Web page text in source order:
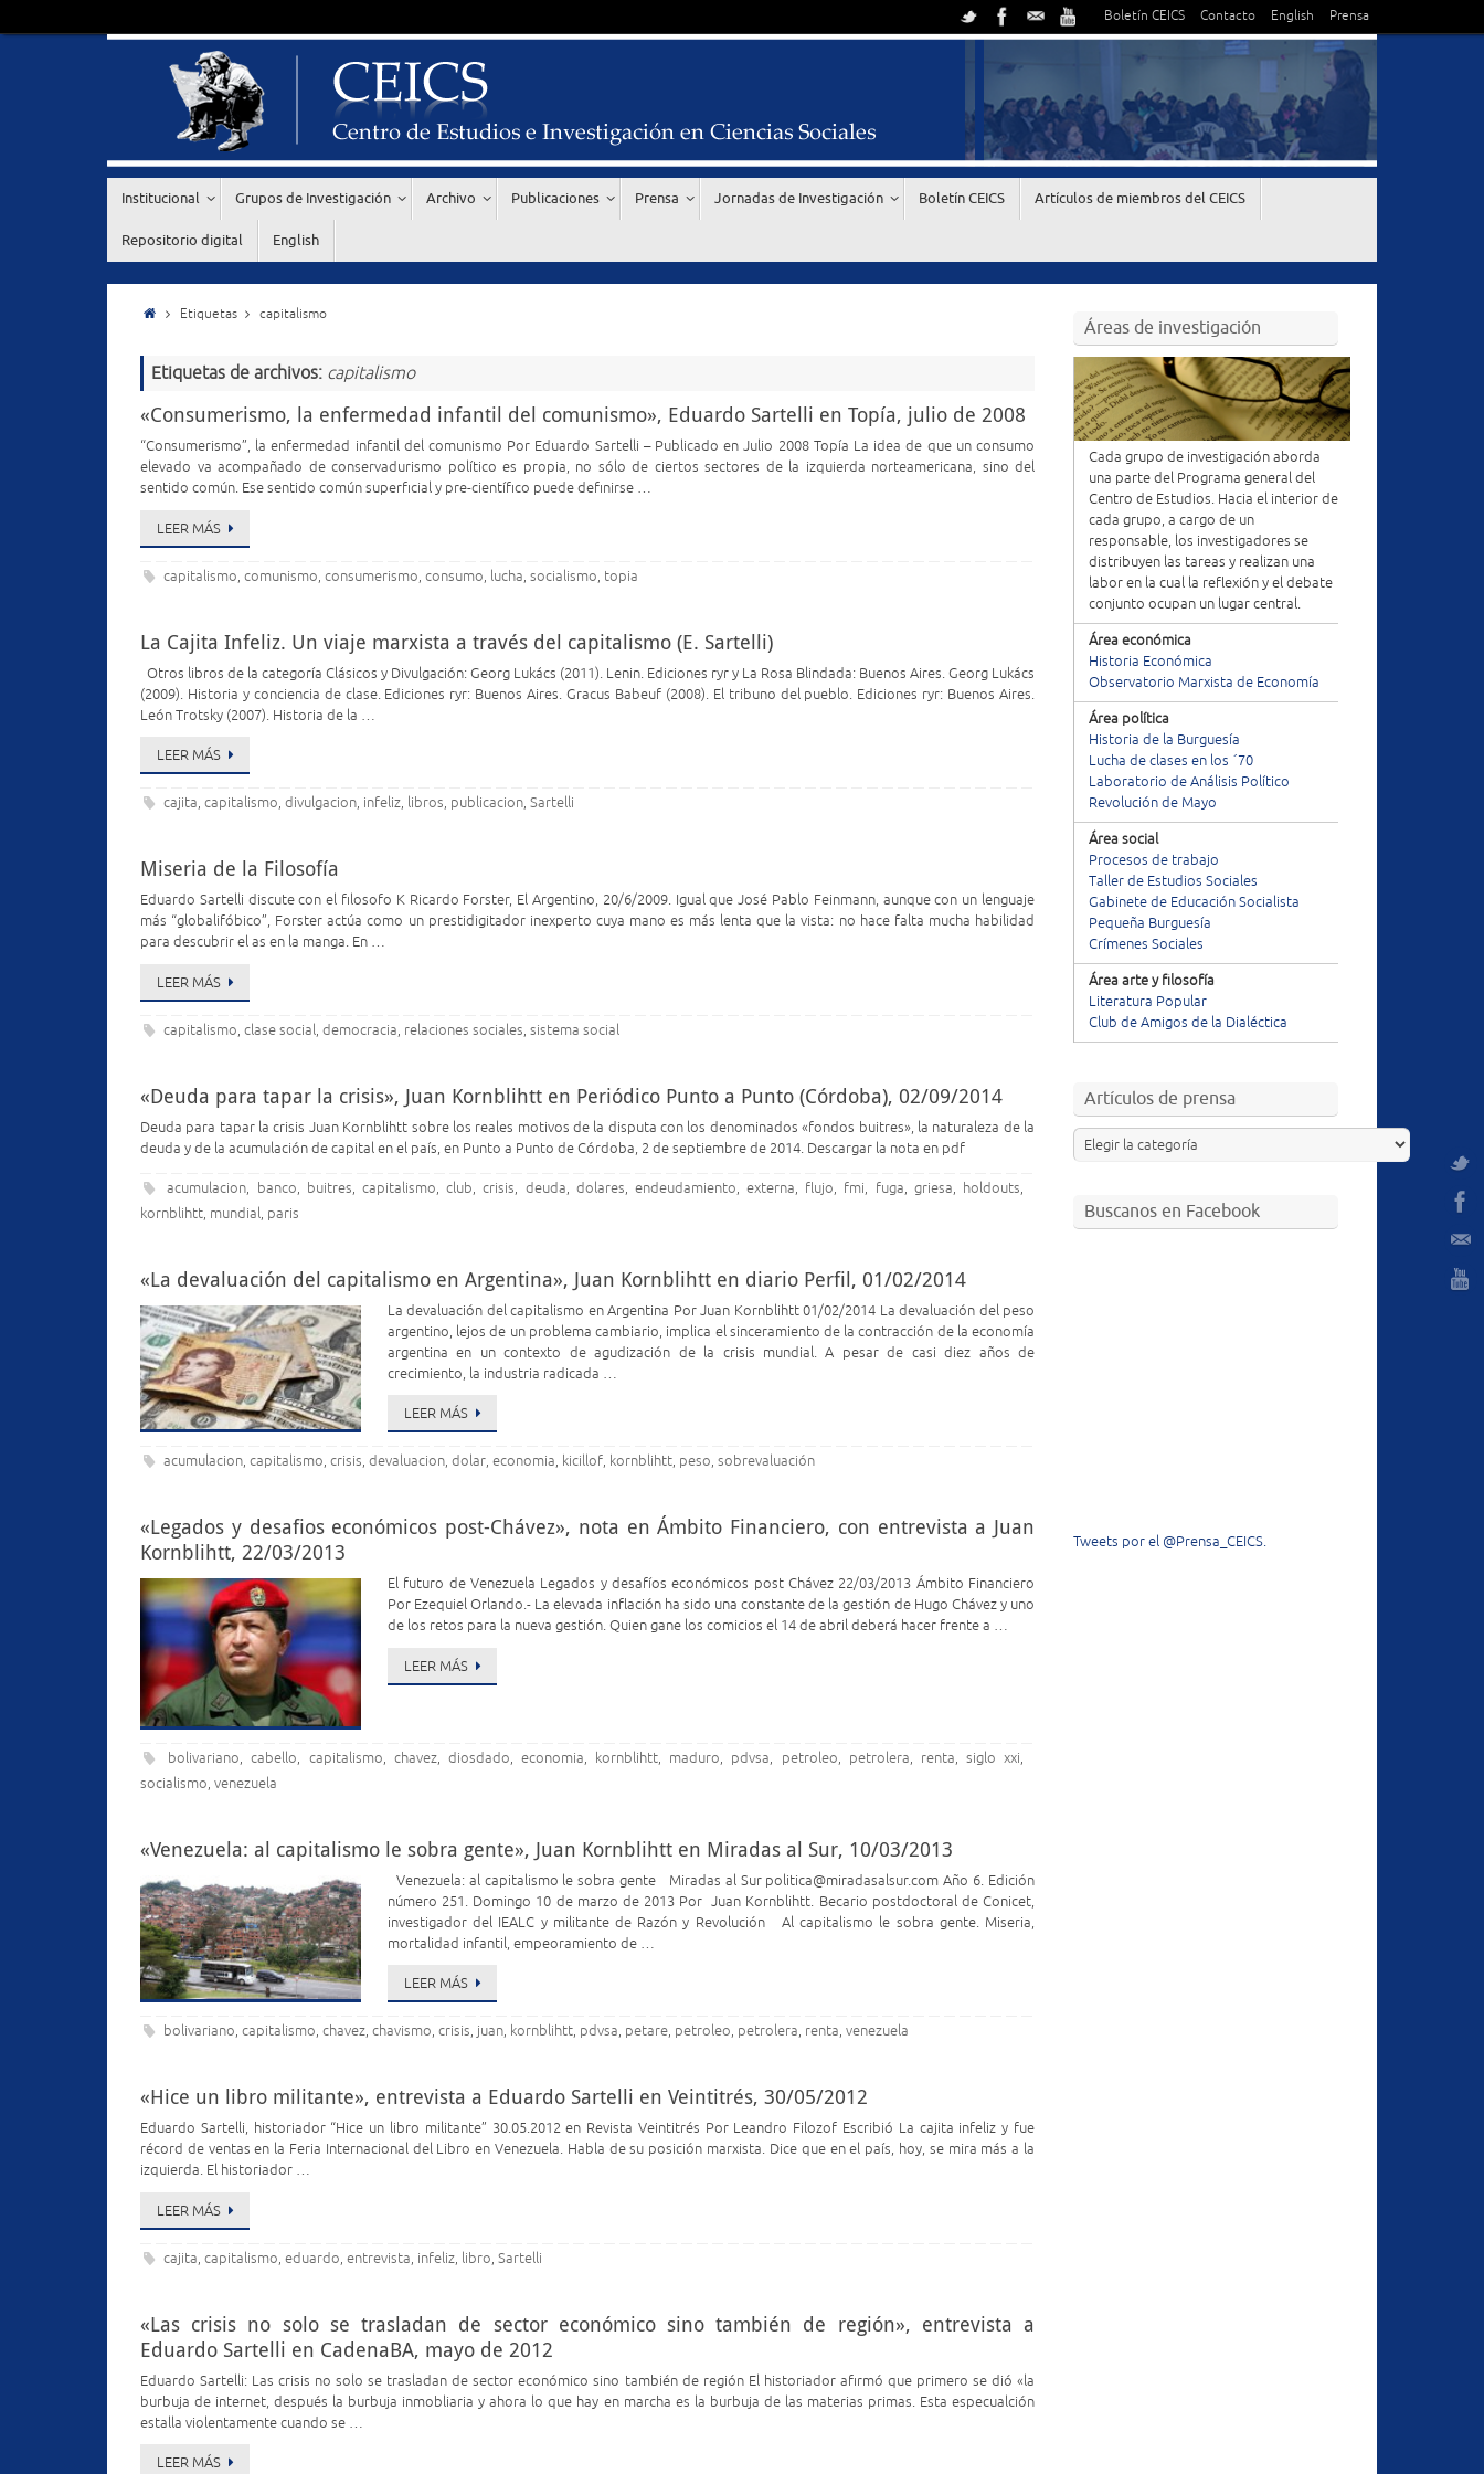
Boletín CEICS Contacto English Prensa
Institucional Grupos de Investigación Archivo Publicaciones Prensa Jornadas de Investigación Boletín CEICS Artículos de miembros del CEICS
Repositorio digital English
Etiquetas capitalismo
Etiquetas de archivos: capitalismo
«Consumerismo, la enfermedad infantil del comunismo», Eduardo Sartelli en Topía, julio de 2008
“Consumerismo”, la enfermedad infantil del comunismo Por Eduardo Sartelli – Publicado en Julio 2008 Topía La idea de que un consumo
elevado va acompañado de conservadurismo político es propia, no sólo de ciertos sectores de la izquierda norteamericana, sino del
sentido común. Ese sentido común superficial y pre-científico puede definirse …
LEER MÁS
capitalismo,comunismo,consumerismo,consumo, lucha,socialismo, topia
La Cajita Infeliz. Un viaje marxista a través del capitalismo (E. Sartelli)
Otros libros de la categoría Clásicos y Divulgación: Georg Lukács (2011). Lenin. Ediciones ryr y La Rosa Blindada: Buenos Aires. Georg Lukács
(2009). Historia y conciencia de clase. Ediciones ryr: Buenos Aires. Gracus Babeuf (2008). El tribuno del pueblo. Ediciones ryr: Buenos Aires.
León Trotsky (2007). Historia de la …
LEER MÁS
cajita,capitalismo,divulgacion, infeliz, libros, publicacion,Sartelli
Miseria de la Filosofía
Eduardo Sartelli discute con el filosofo K Ricardo Forster, El Argentino, 20/6/2009. Igual que José Pablo Feinmann, aunque con un lenguaje
más “globalifóbico”, Forster actúa como un prestidigitador inexperto cuya mano es más lenta que la vista: no hace falta mucha habilidad
para descubrir el as en la manga. En …
LEER MÁS
capitalismo,clase social,democracia, relaciones sociales,sistema social
«Deuda para tapar la crisis», Juan Kornblihtt en Periódico Punto a Punto (Córdoba), 02/09/2014
Deuda para tapar la crisis Juan Kornblihtt sobre los reales motivos de la disputa con los denominados «fondos buitres», la naturaleza de la
deuda y de la acumulación de capital en el país, en Punto a Punto de Córdoba, 2 de septiembre de 2014. Descargar la nota en pdf
acumulacion, banco, buitres, capitalismo,club,crisis, deuda, dolares, endeudamiento,externa, flujo, fmi, fuga, griesa, holdouts,
kornblihtt, mundial, paris
«La devaluación del capitalismo en Argentina», Juan Kornblihtt en diario Perfil, 01/02/2014
La devaluación del capitalismo en Argentina Por Juan Kornblihtt 01/02/2014 La devaluación del peso
argentino, lejos de un problema cambiario, implica el sinceramiento de la contracción de la economía
argentina en un contexto de agudización de la crisis mundial. A pesar de casi diez años de
crecimiento, la industria radicada …
LEER MÁS
acumulacion,capitalismo,crisis,devaluacion,dolar,economia, kicillof, kornblihtt, peso,sobrevaluación
«Legados y desafios económicos post-Chávez», nota en Ámbito Financiero, con entrevista a Juan
Kornblihtt, 22/03/2013
El futuro de Venezuela Legados y desafíos económicos post Chávez 22/03/2013 Ámbito Financiero
Por Ezequiel Orlando.- La elevada inflación ha sido una constante de la gestión de Hugo Chávez y uno
de los retos para la nueva gestión. Quien gane los comicios el 14 de abril deberá hacer frente a …
LEER MÁS
bolivariano,cabello, capitalismo, chavez, diosdado,economia, kornblihtt, maduro, pdvsa, petroleo, petrolera, renta,siglo xxi,
socialismo, venezuela
«Venezuela: al capitalismo le sobra gente», Juan Kornblihtt en Miradas al Sur, 10/03/2013
Venezuela: al capitalismo le sobra gente Miradas al Sur politica@miradasalsur.com Año 6. Edición
número 251. Domingo 10 de marzo de 2013 Por Juan Kornblihtt. Becario postdoctoral de Conicet,
investigador del IEALC y militante de Razón y Revolución Al capitalismo le sobra gente. Miseria,
mortalidad infantil, empeoramiento de …
LEER MÁS
bolivariano,capitalismo,chavez,chavismo,crisis,juan, kornblihtt, pdvsa, petare, petroleo, petrolera, renta,venezuela
«Hice un libro militante», entrevista a Eduardo Sartelli en Veintitrés, 30/05/2012
Eduardo Sartelli, historiador “Hice un libro militante” 30.05.2012 en Revista Veintitrés Por Leandro Filozof Escribió La cajita infeliz y fue
récord de ventas en la Feria Internacional del Libro en Venezuela. Habla de su posición marxista. Dice que en el país, hoy, se mira más a la
izquierda. El historiador …
LEER MÁS
cajita,capitalismo,eduardo,entrevista, infeliz, libro,Sartelli
«Las crisis no solo se trasladan de sector económico sino también de región», entrevista a
Eduardo Sartelli en CadenaBA, mayo de 2012
Eduardo Sartelli: Las crisis no solo se trasladan de sector económico sino también de región El historiador afirmó que primero se dió «la
burbuja de internet, después la burbuja inmobliaria y ahora lo que hay en marcha es la burbuja de las materias primas. Esta especualción
estalla violentamente cuando se …
LEER MÁS
Áreas de investigación
Cada grupo de investigación aborda
una parte del Programa general del
Centro de Estudios. Hacia el interior de
cada grupo, a cargo de un
responsable, los investigadores se
distribuyen las tareas y realizan una
labor en la cual la reflexión y el debate
conjunto ocupan un lugar central.
Área económica
Historia Económica
Observatorio Marxista de Economía
Área política
Historia de la Burguesía
Lucha de clases en los ´70
Laboratorio de Análisis Político
Revolución de Mayo
Área social
Procesos de trabajo
Taller de Estudios Sociales
Gabinete de Educación Socialista
Pequeña Burguesía
Crímenes Sociales
Área arte y filosofía
Literatura Popular
Club de Amigos de la Dialéctica
Artículos de prensa
Buscanos en Facebook
Tweets por el @Prensa_CEICS.